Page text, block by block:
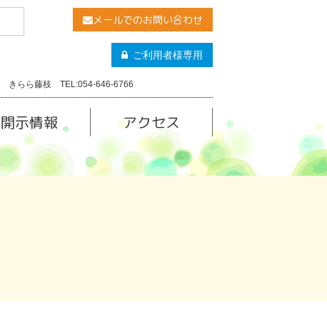
メールでのお問い合わせ
ご利用者様専用
きらら藤枝 TEL:054-646-6766
開示情報 アクセス